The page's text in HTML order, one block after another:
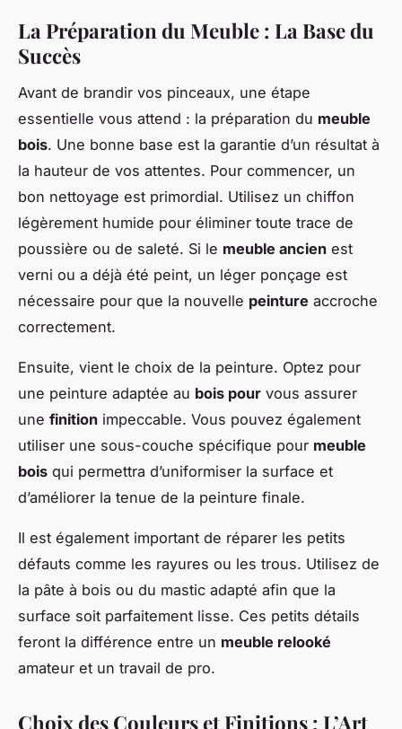
La Préparation du Meuble : La Base du
Succès
Avant de brandir vos pinceaux, une étape
essentielle vous attend : la préparation du meuble
bois. Une bonne base est la garantie d’un résultat à
la hauteur de vos attentes. Pour commencer, un
bon nettoyage est primordial. Utilisez un chiffon
légèrement humide pour éliminer toute trace de
poussière ou de saleté. Si le meuble ancien est
verni ou a déjà été peint, un léger ponçage est
nécessaire pour que la nouvelle peinture accroche
correctement.
Ensuite, vient le choix de la peinture. Optez pour
une peinture adaptée au bois pour vous assurer
une finition impeccable. Vous pouvez également
utiliser une sous-couche spécifique pour meuble
bois qui permettra d’uniformiser la surface et
d’améliorer la tenue de la peinture finale.
Il est également important de réparer les petits
défauts comme les rayures ou les trous. Utilisez de
la pâte à bois ou du mastic adapté afin que la
surface soit parfaitement lisse. Ces petits détails
feront la différence entre un meuble relooké
amateur et un travail de pro.
Choix des Couleurs et Finitions : L’Art